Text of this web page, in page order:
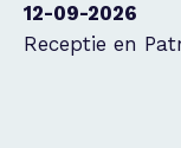
12-09-2026
Receptie en